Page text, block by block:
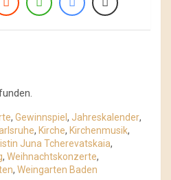
, Gewinnspiel, Jahreskalender,
, Kirche, Kirchenmusik,
Juna Tcherevatskaia,
, Weihnachtskonzerte,
, Weingarten Baden